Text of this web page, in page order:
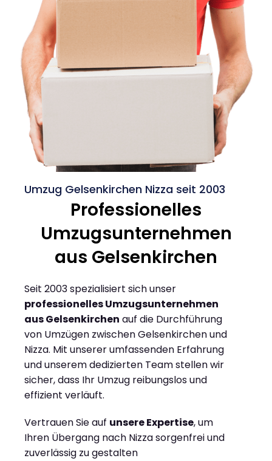
Umzug Gelsenkirchen Nizza seit 2003
Professionelles
Umzugsunternehmen
aus Gelsenkirchen
Seit 2003 spezialisiert sich unser
professionelles Umzugsunternehmen
aus Gelsenkirchen auf die Durchführung
von Umzügen zwischen Gelsenkirchen und
Nizza. Mit unserer umfassenden Erfahrung
und unserem dedizierten Team stellen wir
sicher, dass Ihr Umzug reibungslos und
effizient verläuft.
Vertrauen Sie auf unsere Expertise, um
Ihren Übergang nach Nizza sorgenfrei und
zuverlässig zu gestalten